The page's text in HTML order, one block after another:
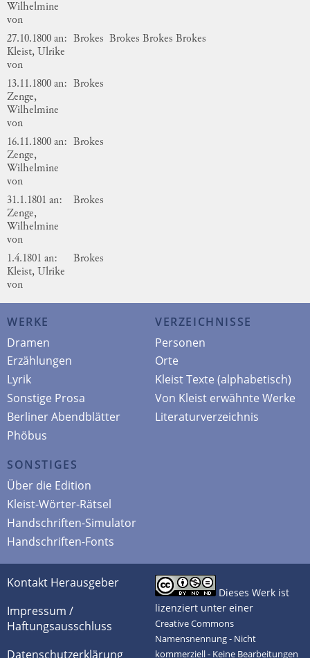
Wilhelmine
von
27.10.1800 an:
Kleist, Ulrike
von
Brokes Brokes Brokes Brokes
13.11.1800 an:
Zenge,
Wilhelmine
von
Brokes
16.11.1800 an:
Zenge,
Wilhelmine
von
Brokes
31.1.1801 an:
Zenge,
Wilhelmine
von
Brokes
1.4.1801 an:
Kleist, Ulrike
von
Brokes
WERKE
Dramen
Erzählungen
Lyrik
Sonstige Prosa
Berliner Abendblätter
Phöbus
VERZEICHNISSE
Personen
Orte
Kleist Texte (alphabetisch)
Von Kleist erwähnte Werke
Literaturverzeichnis
SONSTIGES
Über die Edition
Kleist-Wörter-Rätsel
Handschriften-Simulator
Handschriften-Fonts
Kontakt Herausgeber
Impressum /
Haftungsausschluss
Datenschutzerklärung
Dieses Werk ist
lizenziert unter einer
Creative Commons
Namensnennung - Nicht
kommerziell - Keine Bearbeitungen